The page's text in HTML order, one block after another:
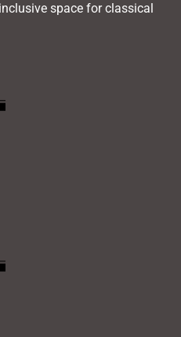
space for classical